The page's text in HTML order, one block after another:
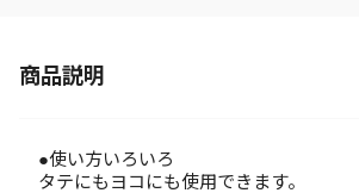
商品説明
●使い方いろいろ
タテにもヨコにも使用できます。